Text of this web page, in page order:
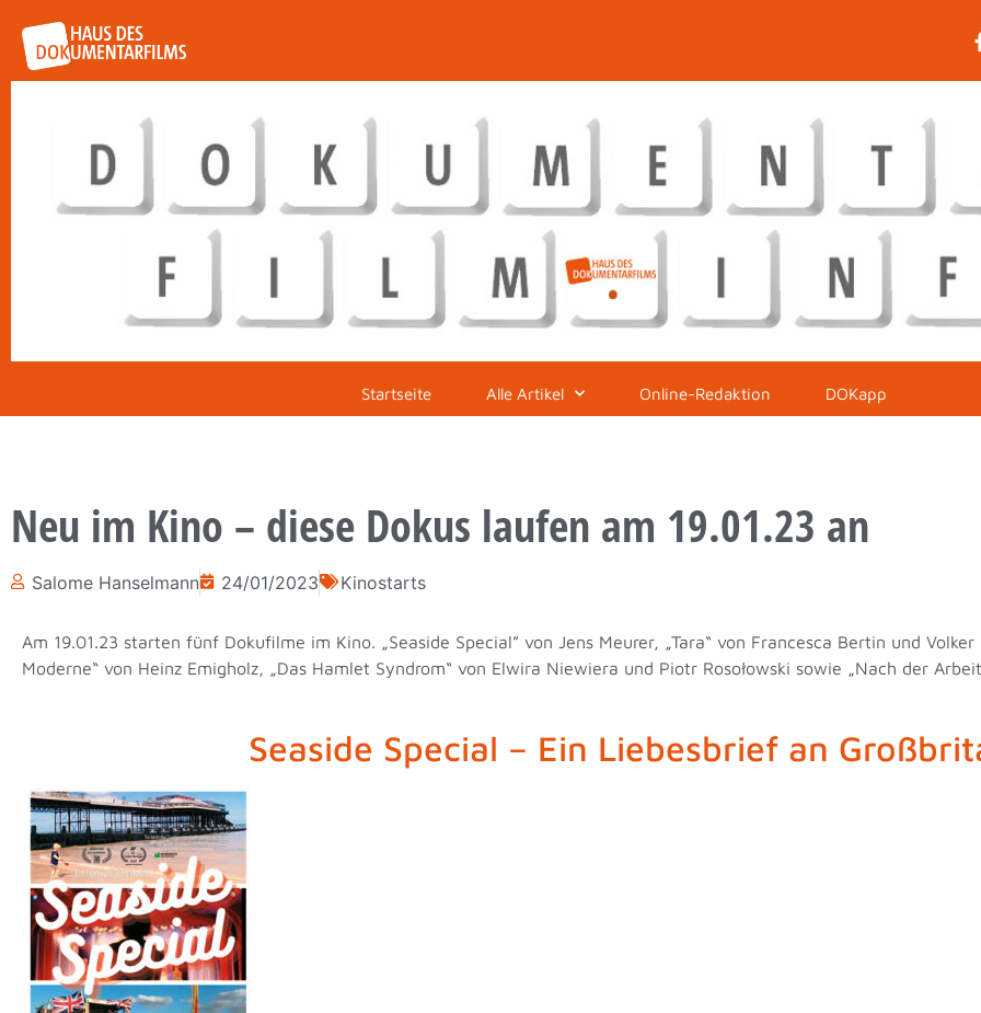
Startseite Alle Artikel Online-Redaktion DOKapp
Neu im Kino – diese Dokus laufen am 19.01.23 an
Salome Hanselmann 24/01/2023 Kinostarts
Am 19.01.23 starten fünf Dokufilme im Kino. „Seaside Special” von Jens Meurer, „Tara“ von Francesca Bertin und
Moderne“ von Heinz Emigholz, „Das Hamlet Syndrom“ von Elwira Niewiera und Piotr Rosołowski sowie „Nach der
Seaside Special – Ein Liebesbrief an